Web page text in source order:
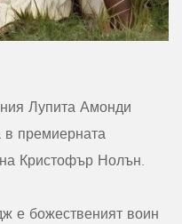
Лупита Амонди
в премиерната
Кристофър Нолън.
е божественият воин